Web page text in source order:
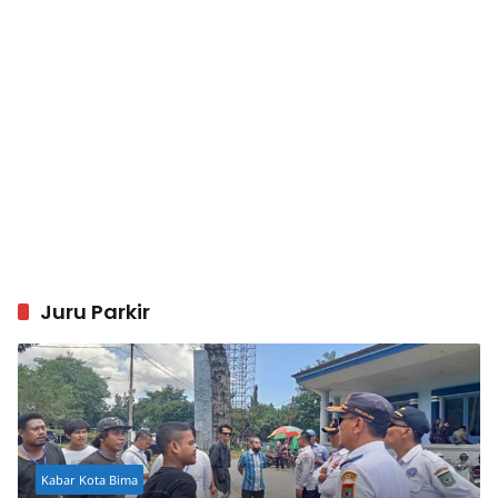
Juru Parkir
Kabar Kota Bima